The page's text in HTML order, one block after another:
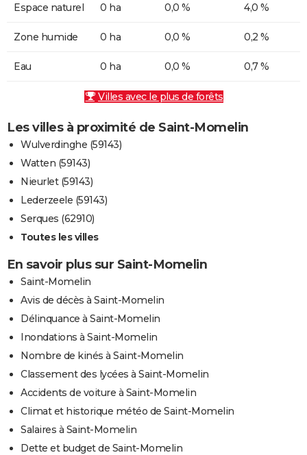
Espace naturel 0 ha 0,0 % 4,0 %
Zone humide 0 ha 0,0 % 0,2 %
Eau 0 ha 0,0 % 0,7 %
Villes avec le plus de forêts
Les villes à proximité de Saint-Momelin
Wulverdinghe (59143)
Watten (59143)
Nieurlet (59143)
Lederzeele (59143)
Serques (62910)
Toutes les villes
En savoir plus sur Saint-Momelin
Saint-Momelin
Avis de décès à Saint-Momelin
Délinquance à Saint-Momelin
Inondations à Saint-Momelin
Nombre de kinés à Saint-Momelin
Classement des lycées à Saint-Momelin
Accidents de voiture à Saint-Momelin
Climat et historique météo de Saint-Momelin
Salaires à Saint-Momelin
Dette et budget de Saint-Momelin